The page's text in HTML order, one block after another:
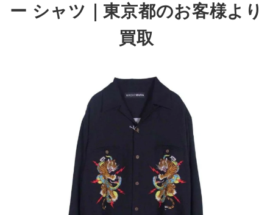
ー シャツ ｜東京都のお客様より
買取